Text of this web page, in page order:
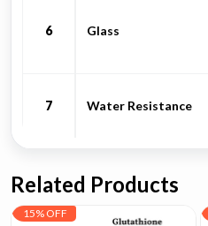
6 Glass
7 Water Resistance
Related Products
15% OFF